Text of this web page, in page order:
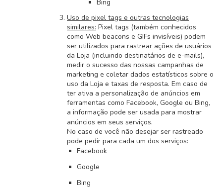
Bing
Uso de pixel tags e outras tecnologias
similares: Pixel tags (também conhecidos
como Web beacons e GIFs invisíveis) podem
ser utilizados para rastrear ações de usuários
da Loja (incluindo destinatários de e-mails),
medir o sucesso das nossas campanhas de
marketing e coletar dados estatísticos sobre o
uso da Loja e taxas de resposta. Em caso de
ter ativa a personalização de anúncios em
ferramentas como Facebook, Google ou Bing,
a informação pode ser usada para mostrar
anúncios em seus serviços.
No caso de você não desejar ser rastreado
pode pedir para cada um dos serviços:
Facebook
Google
Bing